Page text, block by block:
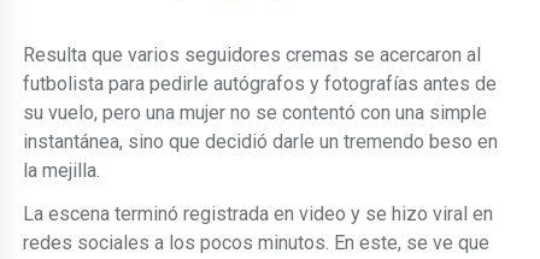
Resulta que varios seguidores cremas se acercaron al
futbolista para pedirle autógrafos y fotografías antes de
su vuelo, pero una mujer no se contentó con una simple
instantánea, sino que decidió darle un tremendo beso en
la mejilla.
La escena terminó registrada en video y se hizo viral en
redes sociales a los pocos minutos. En este, se ve que